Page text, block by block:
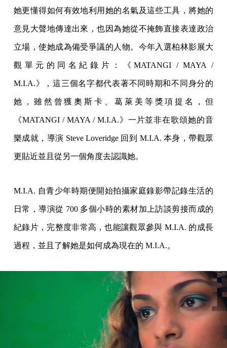
她更懂得如何有效地利用她的名氣及這些工具，將她的
意見大聲地傳達出來，也因為她從不掩飾直接表達政治
立場，使她成為備受爭議的人物。今年入選柏林影展大
觀單元的同名紀錄片：《MATANGI / MAYA /
M.I.A.》，這三個名字都代表著不同時期和不同身分的
她，雖然曾獲奧斯卡、葛萊美等獎項提名，但
《MATANGI / MAYA / M.I.A.》一片並非在歌頌她的音
樂成就，導演 Steve Loveridge 回到 M.I.A. 本身，帶觀眾
更貼近並且從另一個角度去認識她。
M.I.A. 自青少年時期便開始拍攝家庭錄影帶記錄生活的
日常，導演從 700 多個小時的素材加上訪談剪接而成的
紀錄片，完整度非常高，也能讓觀眾參與 M.I.A. 的成長
過程，並且了解她是如何成為現在的 M.I.A.。